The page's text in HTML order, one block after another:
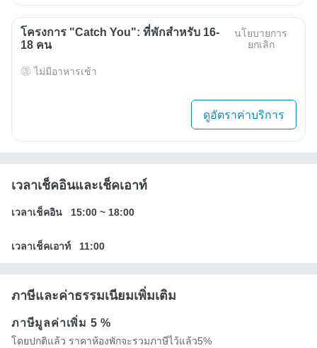
โครงการ "Catch You": ที่พักสำหรับ 16-
18 คน
นโยบายการ
ยกเลิก
ไม่มีอาหารเช้า
ดูอัตราค่าบริการ
เวลาเช็คอินและเช็คเอาท์
เวลาเช็คอิน 15:00 ~ 18:00
เวลาเช็คเอาท์ 11:00
ภาษีและค่าธรรมเนียมเพิ่มเติม
ภาษีมูลค่าเพิ่ม 5 %
โดยปกติแล้ว ราคาห้องพักจะรวมภาษีไว้แล้ว5%